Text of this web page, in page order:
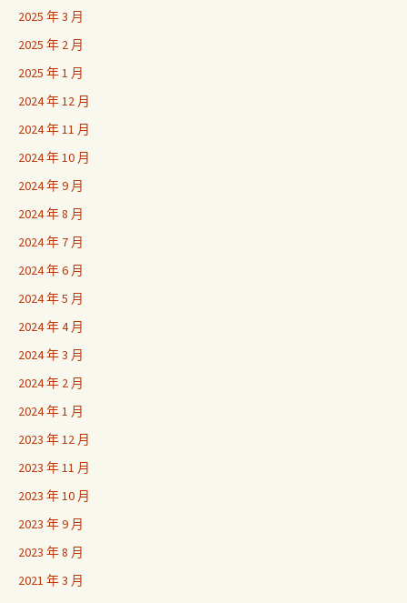
2025 年 3 月
2025 年 2 月
2025 年 1 月
2024 年 12 月
2024 年 11 月
2024 年 10 月
2024 年 9 月
2024 年 8 月
2024 年 7 月
2024 年 6 月
2024 年 5 月
2024 年 4 月
2024 年 3 月
2024 年 2 月
2024 年 1 月
2023 年 12 月
2023 年 11 月
2023 年 10 月
2023 年 9 月
2023 年 8 月
2021 年 3 月